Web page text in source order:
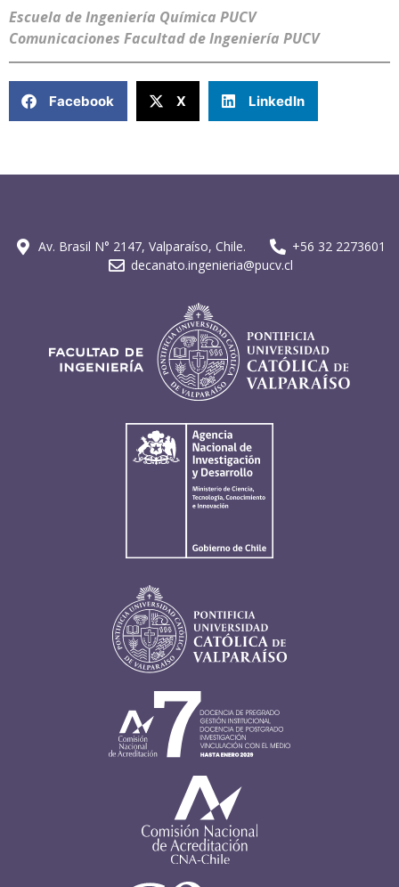
Escuela de Ingeniería Química PUCV
Comunicaciones Facultad de Ingeniería PUCV
Facebook X LinkedIn
Av. Brasil N° 2147, Valparaíso, Chile.
+56 32 2273601
decanato.ingenieria@pucv.cl